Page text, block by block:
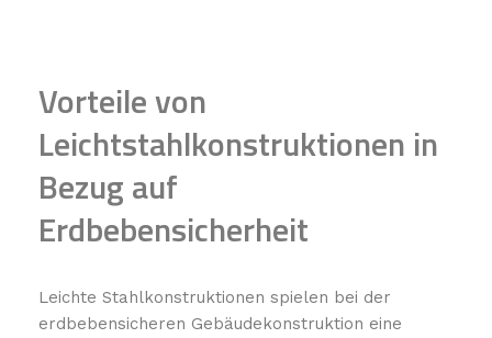
Vorteile von
Leichtstahlkonstruktionen in
Bezug auf
Erdbebensicherheit
Leichte Stahlkonstruktionen spielen bei der
erdbebensicheren Gebäudekonstruktion eine